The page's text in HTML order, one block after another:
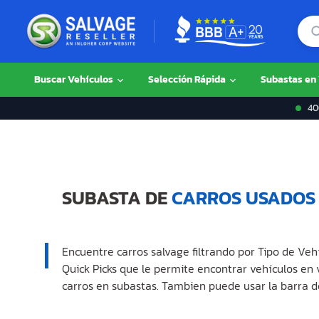
Buscar Vehículos Selección Rápida Subastas
SUBASTA DECARROS USADOS
Encuentre carros salvage filtrando por Tipo de
Quick Picks que le permite encontrar vehículos
carros en subastas. Tambien puede usar la barra